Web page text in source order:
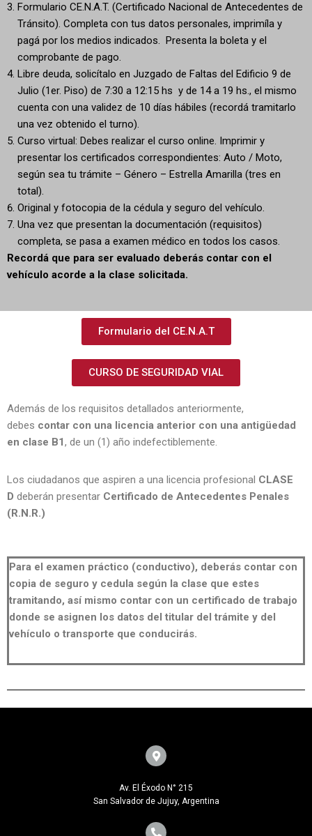
Formulario CE.N.A.T. (Certificado Nacional de Antecedentes de
Tránsito). Completa con tus datos personales, imprimíla y
pagá por los medios indicados. Presenta la boleta y el
comprobante de pago.
Libre deuda, solicítalo en Juzgado de Faltas del Edificio 9 de
Julio (1er. Piso) de 7:30 a 12:15 hs y de 14 a 19 hs., el mismo
cuenta con una validez de 10 días hábiles (recordá tramitarlo
una vez obtenido el turno).
Curso virtual: Debes realizar el curso online. Imprimir y
presentar los certificados correspondientes: Auto / Moto,
según sea tu trámite – Género – Estrella Amarilla (tres en
total).
Original y fotocopia de la cédula y seguro del vehículo.
Una vez que presentan la documentación (requisitos)
completa, se pasa a examen médico en todos los casos.
Recordá que para ser evaluado deberás contar con el
vehículo acorde a la clase solicitada.
Formulario del CE.N.A.T
CURSO DE SEGURIDAD VIAL
Además de los requisitos detallados anteriormente,
debes contar con una licencia anterior con una antigüedad
en clase B1, de un (1) año indefectiblemente.
Los ciudadanos que aspiren a una licencia profesional CLASE
D deberán presentar Certificado de Antecedentes Penales
(R.N.R.)
Para el examen práctico (conductivo), deberás contar con
copia de seguro y cedula según la clase que estes
tramitando, así mismo contar con un certificado de trabajo
donde se asignen los datos del titular del trámite y del
vehículo o transporte que conducirás.
Av. El Éxodo N° 215
San Salvador de Jujuy, Argentina